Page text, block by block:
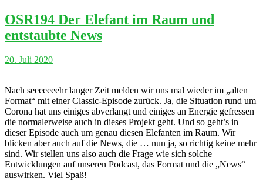
OSR194 Der Elefant im Raum und
entstaubte News
20. Juli 2020
Nach seeeeeeehr langer Zeit melden wir uns mal wieder im „alten
Format“ mit einer Classic-Episode zurück. Ja, die Situation rund um
Corona hat uns einiges abverlangt und einiges an Energie gefressen
die normalerweise auch in dieses Projekt geht. Und so geht’s in
dieser Episode auch um genau diesen Elefanten im Raum. Wir
blicken aber auch auf die News, die … nun ja, so richtig keine mehr
sind. Wir stellen uns also auch die Frage wie sich solche
Entwicklungen auf unseren Podcast, das Format und die „News“
auswirken. Viel Spaß!